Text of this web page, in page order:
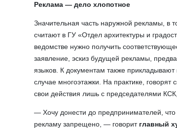
Реклама — дело хлопотное
Значительная часть наружной рекламы, в
считают в ГУ «Отдел архитектуры и
ведомстве нужно получить
заявление, эскиз будущей рекламы,
языков. К документам также
случае многоэтажки. На практике,
свои действия лишь с председателями
— Хочу донести до предпринимателей,
рекламу запрещено, — говорит главный